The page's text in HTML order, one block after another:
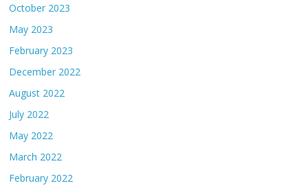
October 2023
May 2023
February 2023
December 2022
August 2022
July 2022
May 2022
March 2022
February 2022